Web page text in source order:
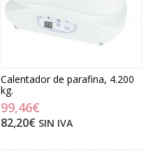
Calentador de parafina, 4.200
kg.
99,46€
82,20€ SIN IVA